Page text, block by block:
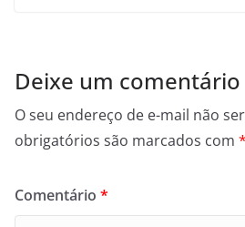
Deixe um comentário
O seu endereço de e-mail não
obrigatórios são marcados com *
Comentário *